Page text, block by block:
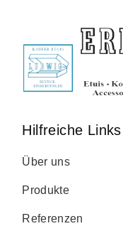
Hilfreiche Links
Über uns
Produkte
Referenzen